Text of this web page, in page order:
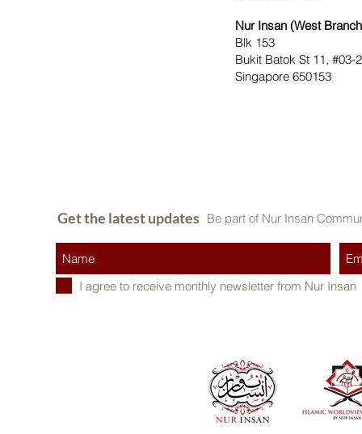
Get the latest updates Be part of Nur Insan
I agree to receive monthly newsletter from Nur Insan
Nur Insan (West
Blk 153
Bukit Batok St 11, #03-
Singapore 650153